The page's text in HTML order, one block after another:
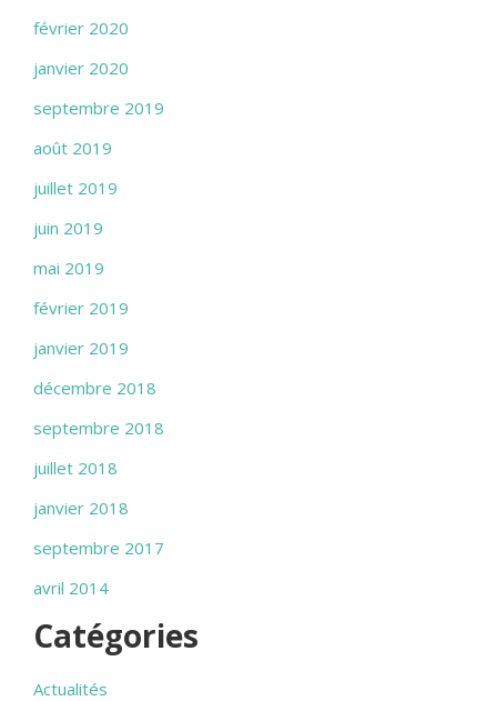
février 2020
janvier 2020
septembre 2019
août 2019
juillet 2019
juin 2019
mai 2019
février 2019
janvier 2019
décembre 2018
septembre 2018
juillet 2018
janvier 2018
septembre 2017
avril 2014
Catégories
Actualités